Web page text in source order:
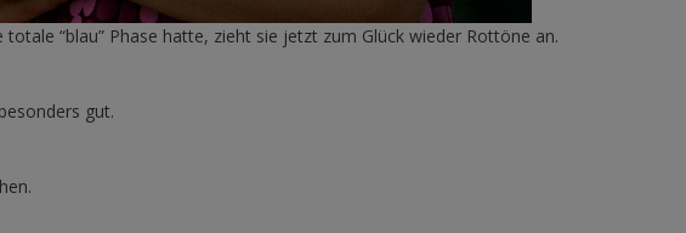
“blau” Phase hatte, zieht sie jetzt zum Glück wieder Rottöne an.
gut.